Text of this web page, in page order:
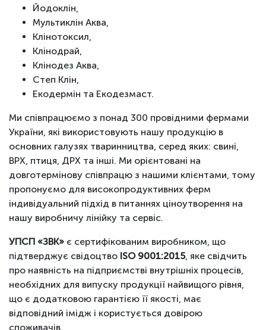
Йодоклін,
Мультиклін Аква,
Клінотоксил,
Клінодрай,
Клінодез Аква,
Степ Клін,
Екодермін та Екодезмаст.
Ми співпрацюємо з понад 300 провідними фермами
України, які використовують нашу продукцію в
основних галузях тваринництва, серед яких: свині,
ВРХ, птиця, ДРХ та інші. Ми орієнтовані на
довготермінову співпрацю з нашими клієнтами, тому
пропонуємо для високопродуктивних ферм
індивідуальний підхід в питаннях ціноутворення на
нашу виробничу лінійку та сервіс.
УПСП «ЗВК» є сертифікованим виробником, що
підтверджує свідоцтво ISO 9001:2015, яке свідчить
про наявність на підприємстві внутрішніх процесів,
необхідних для випуску продукції найвищого рівня,
що є додатковою гарантією її якості, має
відповідний імідж і користується довірою
споживачів.